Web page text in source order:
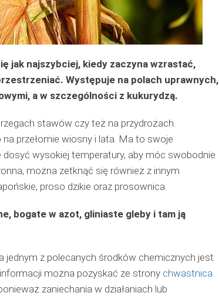
jak najszybciej, kiedy zaczyna wzrastać,
Występuje na polach uprawnych,
a w szczególności z kukurydzą.
stawów czy też na przydrożach.
przełomie wiosny i lata. Ma to swoje
wysokiej temperatury, aby móc swobodnie
można zetknąć się również z innym
proso dzikie oraz prosownica.
bogate w azot, gliniaste gleby i tam ją
jednym z polecanych środków chemicznych jest
można pozyskać ze strony chwastnica
zaniechania w działaniach lub